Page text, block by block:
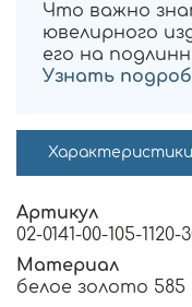
Что важно
ювелирного
его на
Узнать
Характеристики
Артикул
02-0141-00-105-1120-
Материал
белое золото